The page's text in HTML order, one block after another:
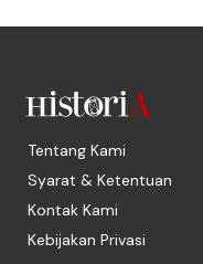
Tentang Kami
Syarat & Ketentuan
Kontak Kami
Kebijakan Privasi